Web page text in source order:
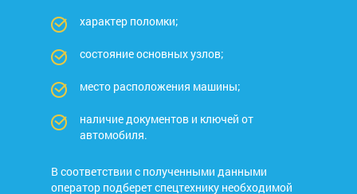
характер поломки;
состояние основных узлов;
место расположения машины;
наличие документов и ключей от
автомобиля.
В соответствии с полученными данными
оператор подберет спецтехнику необходимой